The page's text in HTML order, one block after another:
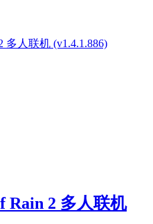
Rain 2 多人联机